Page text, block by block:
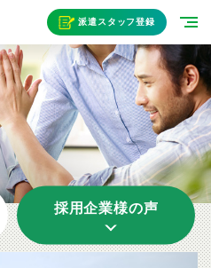
派遣スタッフ登録
採用企業様の声